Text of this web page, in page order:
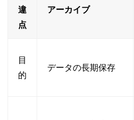
違
点
アーカイブ
目
的
データの長期保存